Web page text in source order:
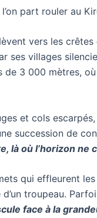
part rouler au
vers les
ses villages
de 3 000 mètres,
et cols
succession de
là où l’horizon ne
qui effleurent
troupeau.
face à la